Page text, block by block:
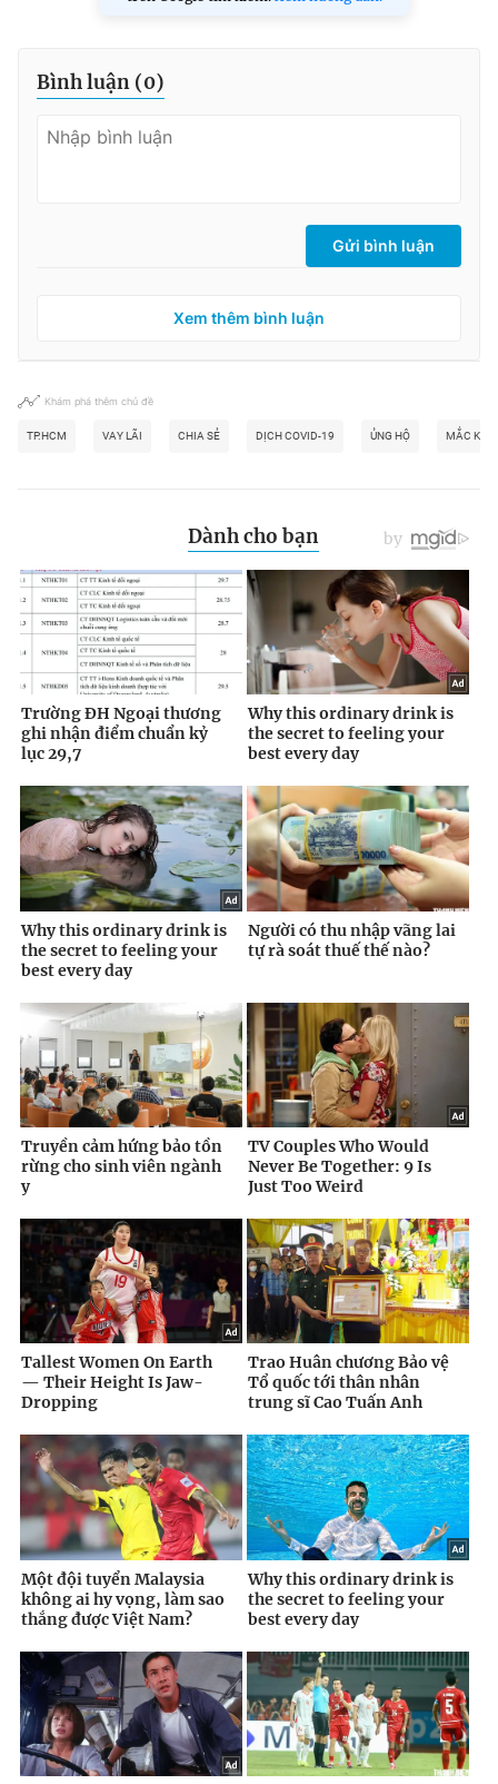
Bình luận (0)
Gửi bình luận
Xem thêm bình luận
Khám phá thêm chủ đề
TP.HCM VAY LÃI CHIA SẺ DỊCH COVID-19 ỦNG HỘ MẮC KẸT